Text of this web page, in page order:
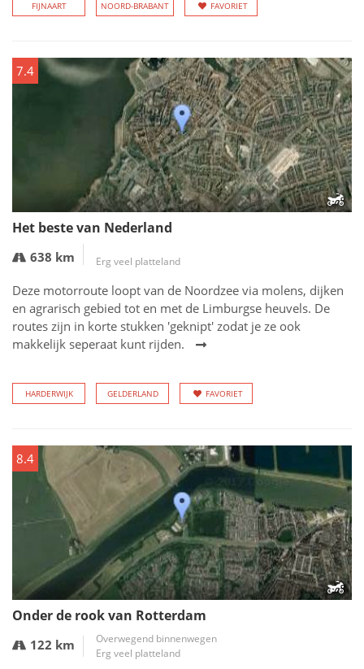
FIJNAART NOORD-BRABANT FAVORIET
7.4
Het beste van Nederland
638 km Erg veel platteland
Deze motorroute loopt van de Noordzee via molens, dijken
en agrarisch gebied tot en met de Limburgse heuvels. De
routes zijn in korte stukken 'geknipt' zodat je ze ook
makkelijk seperaat kunt rijden.
HARDERWIJK GELDERLAND FAVORIET
8.4
Onder de rook van Rotterdam
122 km
Overwegend binnenwegen
Erg veel platteland